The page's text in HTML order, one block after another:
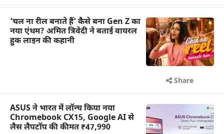
‘चल ना रील बनाते हैं’ कैसे बना Gen Z का
नया एंथम? अमित त्रिवेदी ने बताई वायरल
हुक लाइन की कहानी
Share
ASUS ने भारत में लॉन्च किया नया
Chromebook CX15, Google AI से
लैस लैपटॉप की कीमत ₹47,990